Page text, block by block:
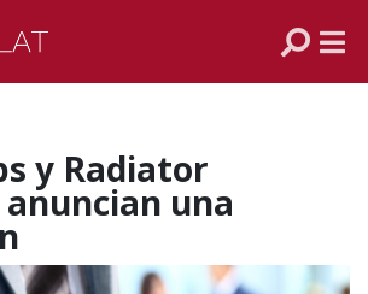
y Radiator
una
VENEZUELA
ECUADOR
PERÚ